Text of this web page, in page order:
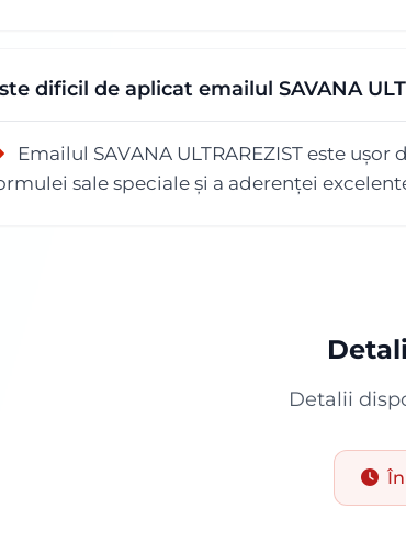
dificil de aplicat emailul SAVANA
Emailul SAVANA ULTRAREZIST este
sale speciale și a aderenței
Detalii